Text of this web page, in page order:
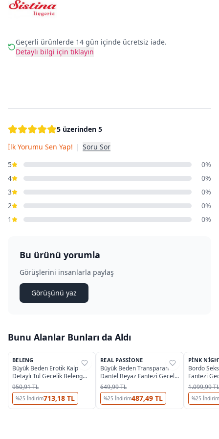
Geçerli ürünlerde 14 gün içinde ücretsiz iade.
Detaylı bilgi için tıklayın
5 üzerinden 5
İlk Yorumu Sen Yap! | Soru Sor
5
0%
4
0%
3
0%
2
0%
1
0%
Bu ürünü yorumla
Görüşlerini insanlarla paylaş
Görüşünü yaz
Bunu Alanlar Bunları da Aldı
%38
BELENG
Büyük Beden Erotik Kalp
Detaylı Tül Gecelik Beleng
5080
950,91 TL
%25 İndirim713,18 TL
%35
REAL PASSIONE
Büyük Beden Transparan
Dantel Beyaz Fantezi Gecelik
Real Passione 13140
649,99 TL
%25 İndirim487,49 TL
%53
PINK
Bordo
Fantezi
6692
1.099,99 TL
%25 İndirim